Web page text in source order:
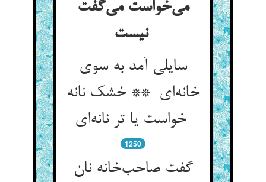
می‌خواست می‌گفت
نیست
سایلی آمد به سوی
خانه‌ای ** خشک نانه
1250
گفت صاحب‌خانه نان